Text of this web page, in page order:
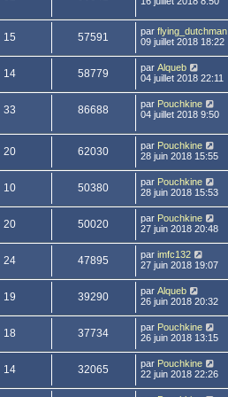
15 57591 par flying_dutchman
09 juillet 2018 18:22
14 58779 par Alqueb
04 juillet 2018 22:11
33 86688 par Pouchkine
04 juillet 2018 9:50
20 62030 par Pouchkine
28 juin 2018 15:55
10 50380 par Pouchkine
28 juin 2018 15:53
20 50020 par Pouchkine
27 juin 2018 20:48
24 47895 par imfc132
27 juin 2018 19:07
19 39290 par Alqueb
26 juin 2018 20:32
18 37734 par Pouchkine
26 juin 2018 13:15
14 32065 par Pouchkine
22 juin 2018 22:26